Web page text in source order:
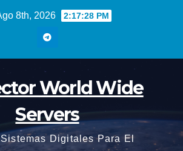
8th, 2026 2:17:29 PM
World Wide
Servers
Digitales Para El